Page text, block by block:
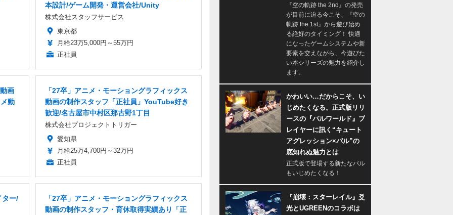
本設計/ゲーム開発・運営会社/Unity
株式会社スタッフサービス
東京都
月給23万5,000円～55万円
正社員
画
動
「27卒」アニメ・モーショングラフィックス
動画の制作スタッフ「正社員」YouTube好き
歓迎/名古屋市中村区那古野1丁目
株式会社プロジェクトトリガー
愛知県
月給25万4,700円～32万円
正社員
ター/
「27卒」アニメ・モーショングラフィックス
動画の制作スタッフ・育休取得実績あり「正
『空の軌跡 the 2nd』の発売
が目前に迫る今こそ、『空の
軌跡 the 1st』から遊び始め
る絶好のタイミング！ 快適
になったゲームシステムや新
要素を交えながら、今遊びた
い本シリーズの魅力を紹介し
ます。
かわいい…だからこそ、い
じめたくなる。正式版リリ
ースの『パルワールド』プ
レイヤーに訊く“キュート
アグレッション×パル”の
底知れぬ魅力とは
正式版で登場する新たなパル
もいじめたくなる！
『崩壊：スターレイル』爻
光とUGREENのコラボは